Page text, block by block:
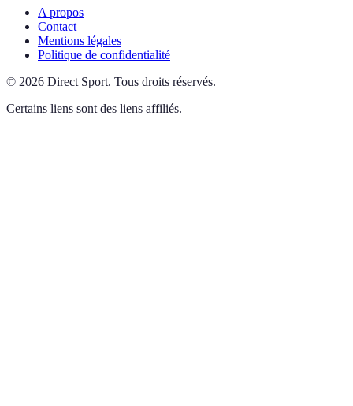
A propos
Contact
Mentions légales
Politique de confidentialité
© 2026 Direct Sport. Tous droits réservés.
Certains liens sont des liens affiliés.